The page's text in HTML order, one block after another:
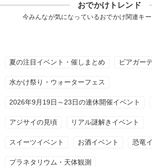
おでかけトレンド
今みんなが気になっているおでかけ関連キー
夏の注目イベント・催しまとめ ビアガー
水かけ祭り・ウォーターフェス
2026年9月19日～23日の連休開催イベント
アジサイの見頃 リアル謎解きイベント
スイーツイベント お酒イベント 恐竜
プラネタリウム・天体観測